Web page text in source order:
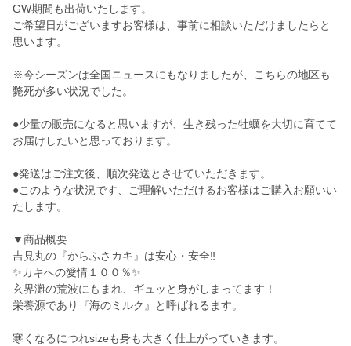
GW期間も出荷いたします。
ご希望日がございますお客様は、事前に相談いただけましたらと
思います。
※今シーズンは全国ニュースにもなりましたが、こちらの地区も
斃死が多い状況でした。
●少量の販売になると思いますが、生き残った牡蠣を大切に育てて
お届けしたいと思っております。
●発送はご注文後、順次発送とさせていただきます。
●このような状況です、ご理解いただけるお客様はご購入お願いい
たします。
▼商品概要
吉見丸の『からふさカキ』は安心・安全‼️
✨カキへの愛情１００％✨
玄界灘の荒波にもまれ、ギュッと身がしまってます！
栄養源であり『海のミルク』と呼ばれるます。
寒くなるにつれsizeも身も大きく仕上がっていきます。